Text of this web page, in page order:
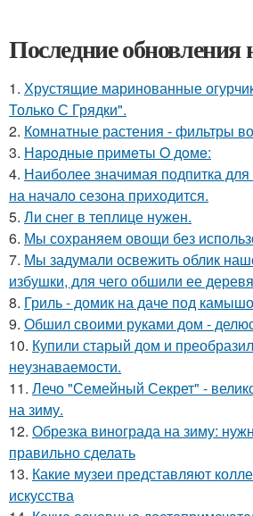
Последние обновления
1. Хрустящие маринованные
Только С Грядки".
2. Комнатные растения - фильтры
3. Нapoдныe пpимeты O дoмe:
4. Наиболее значимая подпитка
на начало сезона приходится.
5. Ли снег в теплице нужен.
6. Мы сохраняем овощи без
7. Мы задумали освежить облик
избушки, для чего обшили ее
8. Гриль - домик на даче под
9. Обшил своими руками дом -
10. Купили старый дом и
неузнаваемости.
11. Лечо "Семейный Секрет" -
на зиму.
12. Обрезка винограда на зиму:
правильно сделать
13. Какие музеи представляют
искусства